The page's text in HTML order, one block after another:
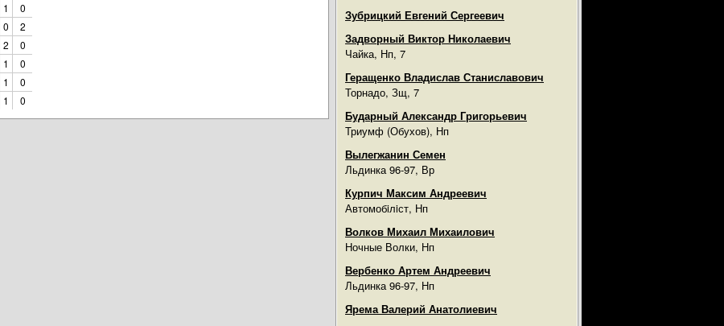
Зубрицкий Евгений Сергеевич
Задворный Виктор Николаевич
Чайка, Нп, 7
Геращенко Владислав Станиславович
Торнадо, Зщ, 7
Бударный Александр Григорьевич
Триумф (Обухов), Нп
Вылегжанин Семен
Льдинка 96-97, Вр
Курпич Максим Андреевич
Автомобiлiст, Нп
Волков Михаил Михаилович
Ночные Волки, Нп
Вербенко Артем Андреевич
Льдинка 96-97, Нп
Ярема Валерий Анатолиевич
1
0
0
2
2
0
1
0
1
0
1 0